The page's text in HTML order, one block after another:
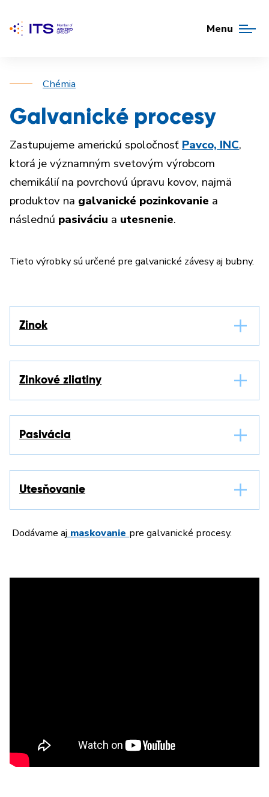
Menu
Chémia
Galvanické procesy
Zastupujeme americkú spoločnosť Pavco, INC,
ktorá je významným svetovým výrobcom
chemikálií na povrchovú úpravu kovov, najmä
produktov na galvanické pozinkovanie a
následnú pasiváciu a utesnenie.
Tieto výrobky sú určené pre galvanické závesy aj bubny.
Zinok
Zinkové zliatiny
Pasivácia
Utesňovanie
Dodávame aj maskovanie pre galvanické procesy.